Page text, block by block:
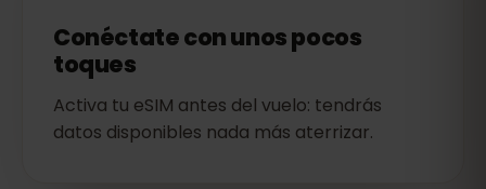
Conéctate con unos pocos
toques
Activa tu eSIM antes del vuelo: tendrás
datos disponibles nada más aterrizar.